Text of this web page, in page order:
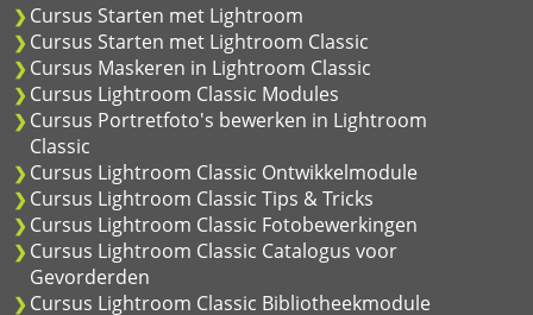
Cursus Starten met Lightroom
Cursus Starten met Lightroom Classic
Cursus Maskeren in Lightroom Classic
Cursus Lightroom Classic Modules
Cursus Portretfoto's bewerken in Lightroom
Classic
Cursus Lightroom Classic Ontwikkelmodule
Cursus Lightroom Classic Tips & Tricks
Cursus Lightroom Classic Fotobewerkingen
Cursus Lightroom Classic Catalogus voor
Gevorderden
Cursus Lightroom Classic Bibliotheekmodule